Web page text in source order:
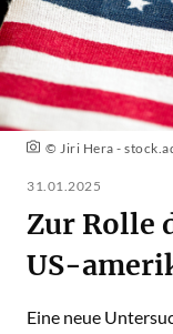
© Jiri Hera -
31.01.2025
Zur Rolle
US-
Eine neue